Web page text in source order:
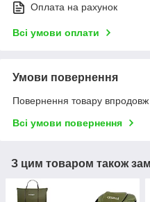
Оплата на рахунок
Всі умови оплати
Умови повернення
Повернення товару впродовж
Всі умови повернення
З цим товаром також